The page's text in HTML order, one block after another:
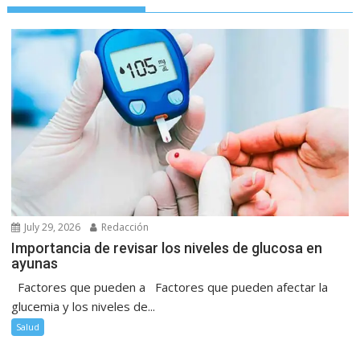
July 29, 2026 Redacción
Importancia de revisar los niveles de glucosa en
ayunas
Factores que pueden a Factores que pueden afectar la
glucemia y los niveles de...
Salud